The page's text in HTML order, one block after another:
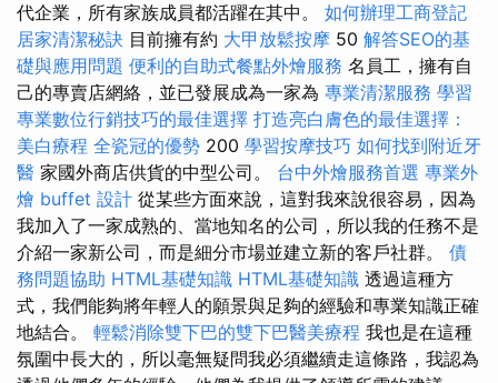
代企業，所有家族成員都活躍在其中。 如何辦理工商登記
居家清潔秘訣 目前擁有約 大甲放鬆按摩 50 解答SEO的基
礎與應用問題 便利的自助式餐點外燴服務 名員工，擁有自
己的專賣店網絡，並已發展成為一家為 專業清潔服務 學習
專業數位行銷技巧的最佳選擇 打造亮白膚色的最佳選擇：
美白療程 全瓷冠的優勢 200 學習按摩技巧 如何找到附近牙
醫 家國外商店供貨的中型公司。 台中外燴服務首選 專業外
燴 buffet 設計 從某些方面來說，這對我來說很容易，因為
我加入了一家成熟的、當地知名的公司，所以我的任務不是
介紹一家新公司，而是細分市場並建立新的客戶社群。 債
務問題協助 HTML基礎知識 HTML基礎知識 透過這種方
式，我們能夠將年輕人的願景與足夠的經驗和專業知識正確
地結合。 輕鬆消除雙下巴的雙下巴醫美療程 我也是在這種
氛圍中長大的，所以毫無疑問我必須繼續走這條路，我認為